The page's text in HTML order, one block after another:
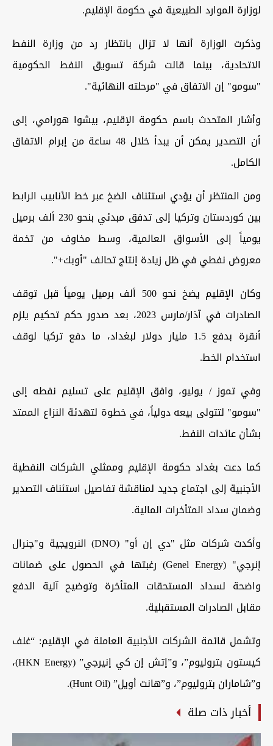
لوزارة الموارد الطبيعية في حكومة الإقليم.
وذكرت الوزارة أنها لا تزال بانتظار رد من وزارة النفط
الاتحادية، بينما قالت شركة تسويق النفط الحكومية
"سومو" إن الاتفاق في "مرحلته النهائية".
وأشار المتحدث باسم حكومة الإقليم، بيشوا هورامي، إلى
أن التصدير يمكن أن يبدأ خلال 48 ساعة من إبرام الاتفاق
الكامل.
ومن المنتظر أن يؤدي استئناف الضخ عبر خط الأنابيب الرابط
بين كوردستان وتركيا إلى تدفق مبدئي بنحو 230 ألف برميل
يومياً إلى الأسواق العالمية، وسط مخاوف من تخمة
معروض نفطي في ظل زيادة إنتاج تحالف "أوبك+".
وكان الإقليم يضخ نحو 500 ألف برميل يومياً قبل توقف
الصادرات في آذار/مارس 2023، بعد صدور حكم تحكيم يلزم
أنقرة بدفع 1.5 مليار دولار لبغداد، ما دفع تركيا لوقف
استخدام الخط.
وفي تموز / يوليو، وافق الإقليم على تسليم نفطه إلى
"سومو" لتتولى بيعه دولياً، في خطوة لتهدئة النزاع الممتد
بشأن عائدات النفط.
كما دعت بغداد حكومة الإقليم وممثلي الشركات النفطية
الأجنبية إلى اجتماع جديد لمناقشة تفاصيل استئناف التصدير
وضمان سداد المتأخرات المالية.
وأكدت شركات مثل "دي إن أو" (DNO) النرويجية و"جنرال
إنرجي" (Genel Energy) رغبتها في الحصول على ضمانات
واضحة لسداد المستحقات المتأخرة وتوضيح آلية الدفع
مقابل الصادرات المستقبلية.
وتشمل قائمة الشركات الأجنبية العاملة في الإقليم: “غلف
كيستون بتروليوم”، و”إتش إن كي إنيرجي” (HKN Energy)،
و”شاماران بتروليوم”، و”هانت أويل” (Hunt Oil).
أخبار ذات صلة